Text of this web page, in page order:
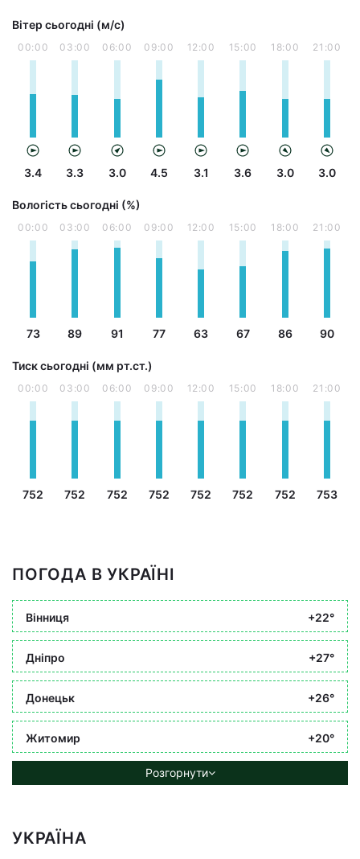
Вітер сьогодні (м/с)
00:00
3.4
03:00
3.3
06:00
3.0
09:00
4.5
12:00
3.1
15:00
3.6
18:00
3.0
21:00
3.0
Вологість сьогодні (%)
00:00
73
03:00
89
06:00
91
09:00
77
12:00
63
15:00
67
18:00
86
21:00
90
Тиск сьогодні (мм рт.ст.)
00:00
752
03:00
752
06:00
752
09:00
752
12:00
752
15:00
752
18:00
752
21:00
753
ПОГОДА В УКРАЇНІ
Вінниця +22°
Дніпро +27°
Донецьк +26°
Житомир +20°
Розгорнути
УКРАЇНА